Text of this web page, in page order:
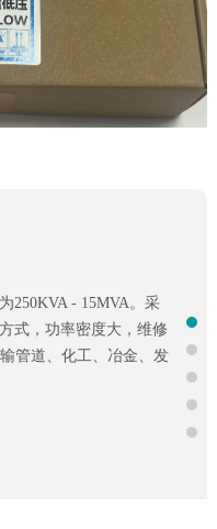
7000KVA - 40MVA，
式功率单元，功率密度
洞、长输管道、化工、
250KVA - 15MVA。采
式，功率密度大，维修
管道、化工、冶金、发